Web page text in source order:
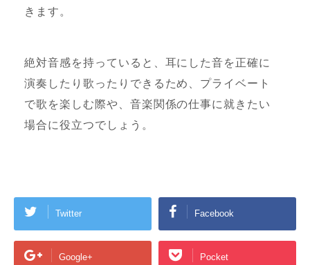
きます。
絶対音感を持っていると、耳にした音を正確に
演奏したり歌ったりできるため、プライベート
で歌を楽しむ際や、音楽関係の仕事に就きたい
場合に役立つでしょう。
Twitter Facebook
Google+ Pocket